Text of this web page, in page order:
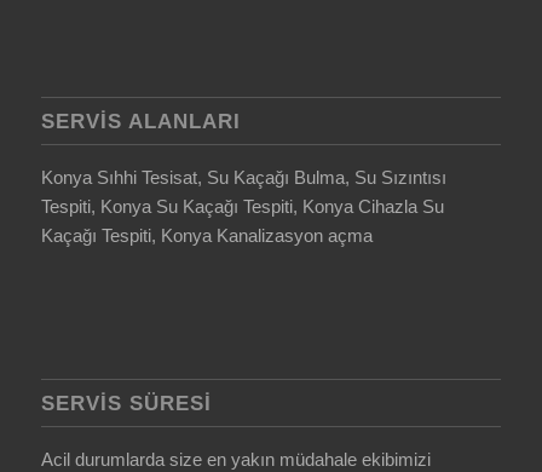
SERVIS ALANLARI
Konya Sıhhi Tesisat, Su Kaçağı Bulma, Su Sızıntısı
Tespiti, Konya Su Kaçağı Tespiti, Konya Cihazla Su
Kaçağı Tespiti, Konya Kanalizasyon açma
SERVIS SÜRESI
Acil durumlarda size en yakın müdahale ekibimizi